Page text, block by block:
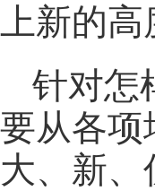
上新的高
针对怎
要从各项
大、新、